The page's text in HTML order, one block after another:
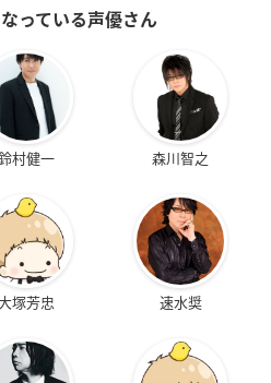
っている声優さん
村健一 森川智之
塚芳忠 速水奨